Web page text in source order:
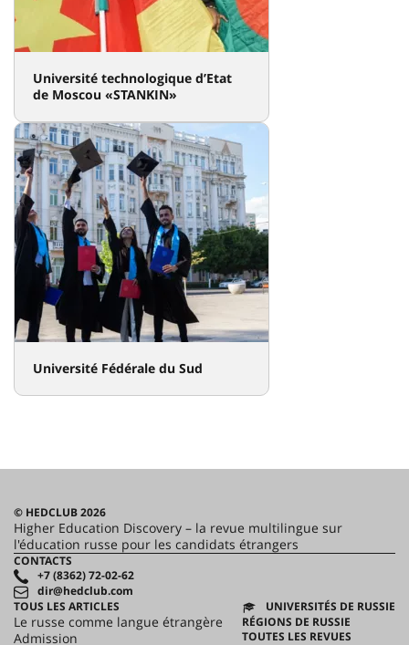
Université technologique d’Etat
de Moscou «STANKIN»
Université Fédérale du Sud
© HEDCLUB 2026
Higher Education Discovery – la revue multilingue sur
l'éducation russe pour les candidats étrangers
CONTACTS
+7 (8362) 72-02-62
dir@hedclub.com
TOUS LES ARTICLES
Le russe comme langue étrangère
Admission
UNIVERSITÉS DE RUSSIE
RÉGIONS DE RUSSIE
TOUTES LES REVUES